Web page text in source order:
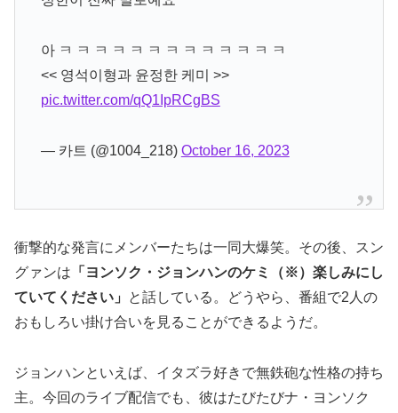
아 ㅋ ㅋ ㅋ ㅋ ㅋ ㅋ ㅋ ㅋ ㅋ ㅋ ㅋ ㅋ ㅋ
<< 영석이형과 윤정한 케미 >>
pic.twitter.com/qQ1IpRCgBS
— 카트 (@1004_218) October 16, 2023
衝撃的な発言にメンバーたちは一同大爆笑。その後、スン
グァンは 「ヨンソク・ジョンハンのケミ（※）楽しみにし
ていてください」
と話している。どうやら、番組で2人の
おもしろい掛け合いを見ることができるようだ。
ジョンハンといえば、イタズラ好きで無鉄砲な性格の持ち
主。今回のライブ配信でも、彼はたびたびナ・ヨンソク